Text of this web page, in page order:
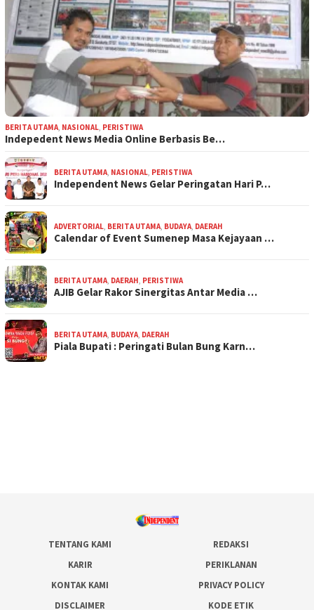
BERITA UTAMA, NASIONAL, PERISTIWA
Indepedent News Media Online Berbasis Be…
BERITA UTAMA, NASIONAL, PERISTIWA
Independent News Gelar Peringatan Hari P…
ADVERTORIAL, BERITA UTAMA, BUDAYA, DAERAH
Calendar of Event Sumenep Masa Kejayaan …
BERITA UTAMA, DAERAH, PERISTIWA
AJIB Gelar Rakor Sinergitas Antar Media …
BERITA UTAMA, BUDAYA, DAERAH
Piala Bupati : Peringati Bulan Bung Karn…
TENTANG KAMI
REDAKSI
KARIR
PERIKLANAN
KONTAK KAMI
PRIVACY POLICY
DISCLAIMER
KODE ETIK